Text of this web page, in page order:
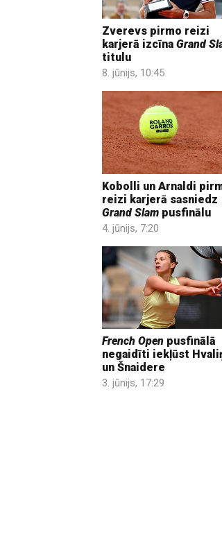
Zverevs pirmo reizi
karjerā izcīna Grand
titulu
8. jūnijs, 10:45
Kobolli un Arnaldi
reizi karjerā sasniedz
Grand Slam pusfinālu
4. jūnijs, 7:20
French Open pusfinālā
negaidīti iekļūst
un Šnaidere
3. jūnijs, 17:29